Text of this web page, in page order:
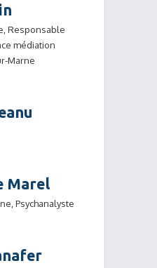
Responsable
médiation
Marne
Marel
Psychanalyste